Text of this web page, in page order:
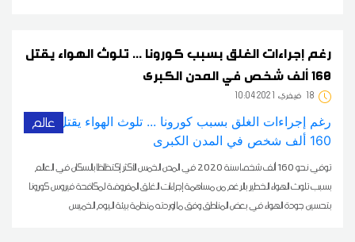
رغم إجراءات الغلق بسبب كورونا ... تلوث الهواء يقتل
160 ألف شخص في المدن الكبرى
18 10:04 2021 فيفري
عالم
توفي نحو 160 ألف شخصا سنة 2020 في المدن الخمس الأكثر إكتظاظا بالسكان في العالم
بسبب تلوث الهواء الخطير بالرغم من مساهمة إجراءات الغلق المفروضة لمكافحة فيروس كورونا
بتحسين جودة الهواء في بعض المناطق وفق ما اوردته منظمة بيئة اليوم الخميس